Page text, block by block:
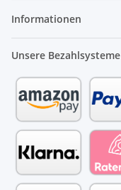
Informationen
Unsere Bezahlsysteme